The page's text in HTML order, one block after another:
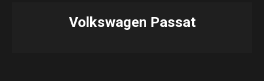
Volkswagen Passat